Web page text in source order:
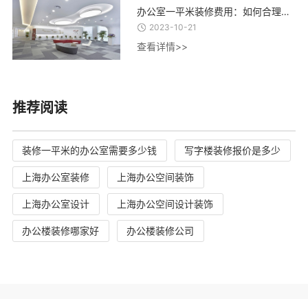
办公室一平米装修费用：如何合理控制装修成本，实现精致办公空间的经济建设
2023-10-21
查看详情>>
推荐阅读
装修一平米的办公室需要多少钱 写字楼装修报价是多少
上海办公室装修 上海办公空间装饰
上海办公室设计 上海办公空间设计装饰
办公楼装修哪家好 办公楼装修公司